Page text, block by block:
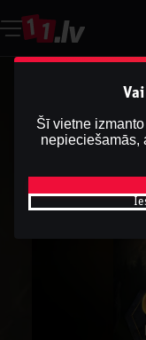
Šī vietne
nepieciešamās,